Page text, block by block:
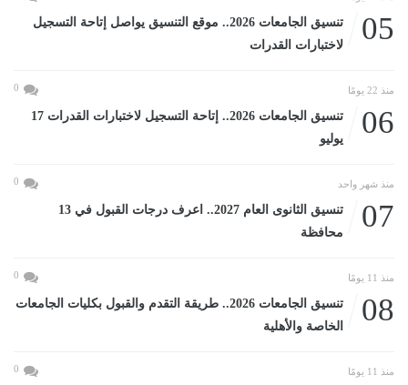
05
تنسيق الجامعات 2026.. موقع التنسيق يواصل إتاحة التسجيل
لاختبارات القدرات
منذ 22 يومًا 0
06
تنسيق الجامعات 2026.. إتاحة التسجيل لاختبارات القدرات 17
يوليو
منذ شهر واحد 0
07
تنسيق الثانوى العام 2027.. اعرف درجات القبول في 13
محافظة
منذ 11 يومًا 0
08
تنسيق الجامعات 2026.. طريقة التقدم والقبول بكليات الجامعات
الخاصة والأهلية
منذ 11 يومًا 0